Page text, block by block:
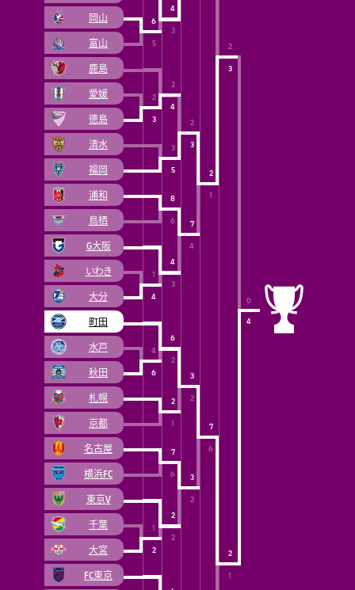
2
3
2
1
2
3
7
4
4
3
2
4
3
5
8
6
4
3
6
岡山
5
富山
鹿島
2
愛媛
3
徳島
清水
福岡
浦和
鳥栖
G大阪
1
いわき
4
大分
2
1
7
6
3
2
3
2
6
2
2
1
7
6
2
2
町田
4
水戸
6
秋田
札幌
京都
名古屋
横浜FC
東京V
1
千葉
2
大宮
FC東京
0
4